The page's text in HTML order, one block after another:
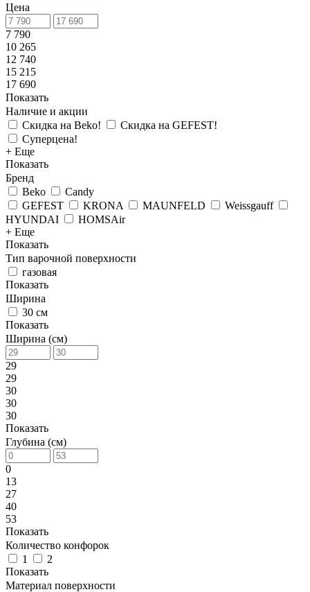
Цена
7 790
10 265
12 740
15 215
17 690
Показать
Наличие и акции
Скидка на Beko!
Скидка на GEFEST!
Суперцена!
+ Еще
Показать
Бренд
Beko
Candy
GEFEST
KRONA MAUNFELD
Weissgauff
HYUNDAI
HOMSAir
+ Еще
Показать
Тип варочной поверхности
газовая
Показать
Ширина
30 см
Показать
Ширина (см)
29
29
30
30
30
Показать
Глубина (см)
0
13
27
40
53
Показать
Количество конфорок
1
2
Показать
Материал поверхности